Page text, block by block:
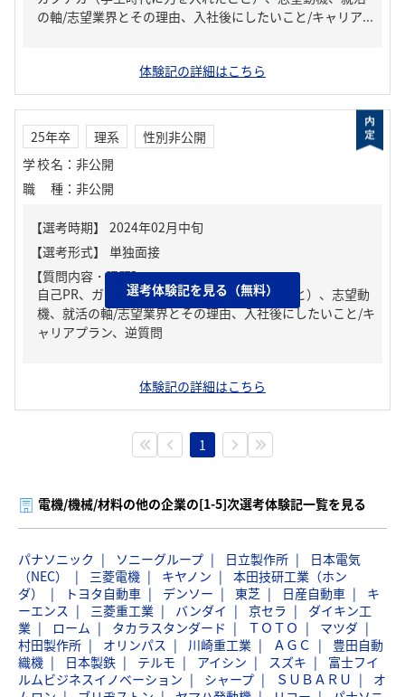
の軸/志望業界とその理由、入社後にしたいこと/キャリア...
体験記の詳細はこちら
25年卒 理系
性別非公開
学校名 ： 非公開
職種 ： 非公開
【質問内容・課題】
自己PR、ガクチカ（学生時代に力を入れたこと）、志望動
機、就活の軸/志望業界とその理由、入社後にしたいこと/キ
ャリアプラン、逆質問
選考体験記を見る（無料）
体験記の詳細はこちら
1
電機/機械/材料の他の企業の[1-5]次選考体験記一覧を見る
パナソニック ソニーグループ 日立製作所
日本電気
（NEC）
三菱電機 キヤノン
本田技研工業（ホン
ダ）
トヨタ自動車 デンソー 東芝 日産自動車
キ
ーエンス
三菱重工業 バンダイ 京セラ
ダイキン工
業
ローム タカラスタンダード ＴＯＴＯ
マツダ
村田製作所
オリンパス 川崎重工業 ＡＧＣ
豊田自動
織機
日本製鉄 テルモ アイシン スズキ
富士フイ
ルムビジネスイノベーション
シャープ ＳＵＢＡＲＵ
オ